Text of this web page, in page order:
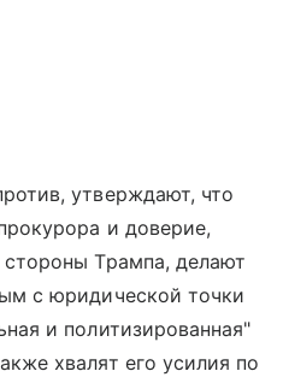
утверждают, что
и доверие,
Трампа, делают
с юридической точки
и политизированная"
хвалят его усилия по